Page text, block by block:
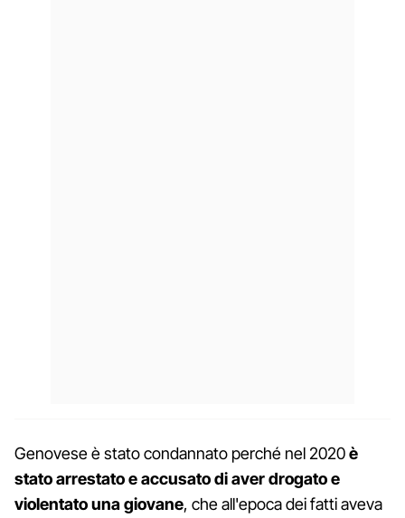
Genovese è stato condannato perché nel 2020è
stato arrestato e accusato di aver drogato e
violentato una giovane, che all'epoca dei fatti aveva